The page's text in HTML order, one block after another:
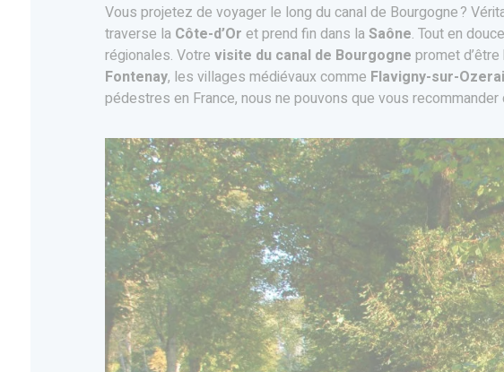
Vous projetez de voyager le long du canal de Bourgogne ?
traverse la Côte-d’Or et prend fin dans laSaône. Tout en
régionales. Votre visite du canal de Bourgogne promet
Fontenay, les villages médiévaux comme Flavigny-sur-
pédestres en France, nous ne pouvons que vous